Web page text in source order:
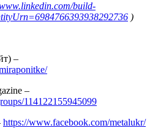
build-
)
–
–
114122155945099
https://www.facebook.com/metalukr/